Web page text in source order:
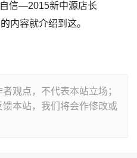
信—2015新中源店长
内容就介绍到这。
观点，不代表本站立场；
本站，我们将会作修改或